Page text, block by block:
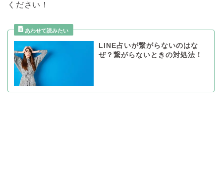
ください！
LINE占いが繋がらないのはな
ぜ？繋がらないときの対処法！